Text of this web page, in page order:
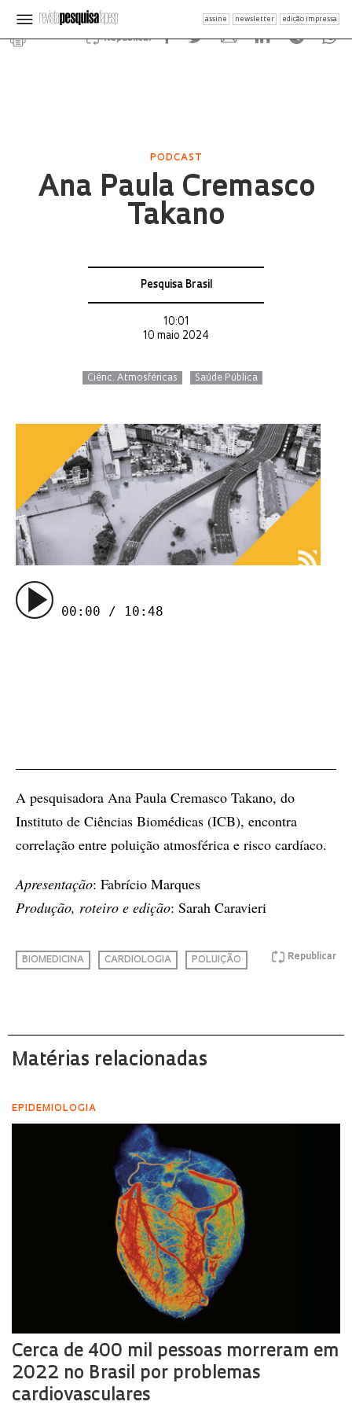
assine newsletter edição impressa
Republicar
PODCAST
Ana Paula Cremasco
Takano
Pesquisa Brasil
10:01
10 maio 2024
Ciênc. Atmosféricas Saúde Pública
00:00 / 10:48
A pesquisadora Ana Paula Cremasco Takano, do
Instituto de Ciências Biomédicas (ICB), encontra
correlação entre poluição atmosférica e risco cardíaco.
Apresentação: Fabrício Marques
Produção, roteiro e edição: Sarah Caravieri
Republicar
BIOMEDICINA CARDIOLOGIA POLUIÇÃO